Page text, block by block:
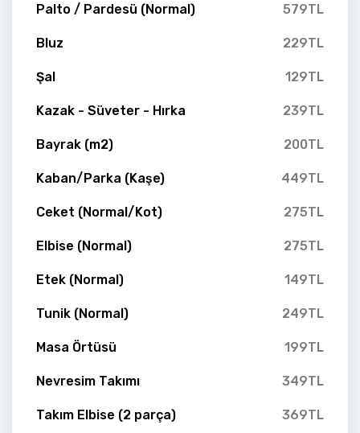
Palto / Pardesü (Normal) 579TL
Bluz 229TL
Şal 129TL
Kazak - Süveter - Hırka 239TL
Bayrak (m2) 200TL
Kaban/Parka (Kaşe) 449TL
Ceket (Normal/Kot) 275TL
Elbise (Normal) 275TL
Etek (Normal) 149TL
Tunik (Normal) 249TL
Masa Örtüsü 199TL
Nevresim Takımı 349TL
Takım Elbise (2 parça) 369TL